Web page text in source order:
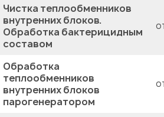
Чистка теплообменников
внутренних блоков.
Обработка бактерицидным
составом
Обработка
теплообменников
внутренних блоков
парогенератором